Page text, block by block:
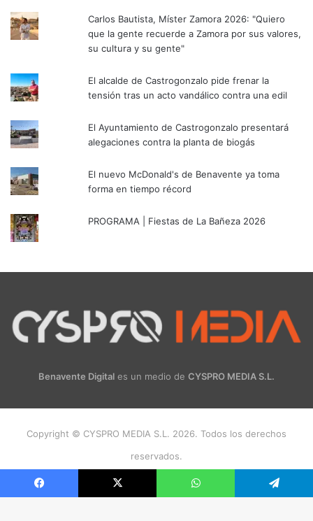
Carlos Bautista, Míster Zamora 2026: "Quiero
que la gente recuerde a Zamora por sus valores,
su cultura y su gente"
El alcalde de Castrogonzalo pide frenar la
tensión tras un acto vandálico contra una edil
El Ayuntamiento de Castrogonzalo presentará
alegaciones contra la planta de biogás
El nuevo McDonald's de Benavente ya toma
forma en tiempo récord
PROGRAMA | Fiestas de La Bañeza 2026
Benavente Digital es un medio de CYSPRO MEDIA S.L.
Copyright © CYSPRO MEDIA S.L. 2026. Todos los derechos
reservados.
Instagram
Facebook X WhatsApp Telegram